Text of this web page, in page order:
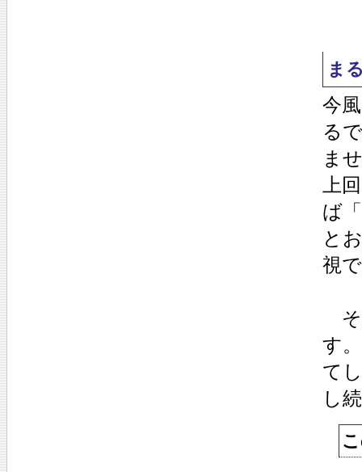
ま
今
る
ま
上
ば
と
視
そ
す
て
し